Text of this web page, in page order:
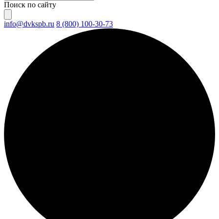
Поиск по сайту
info@dvkspb.ru 8 (800) 100-30-73